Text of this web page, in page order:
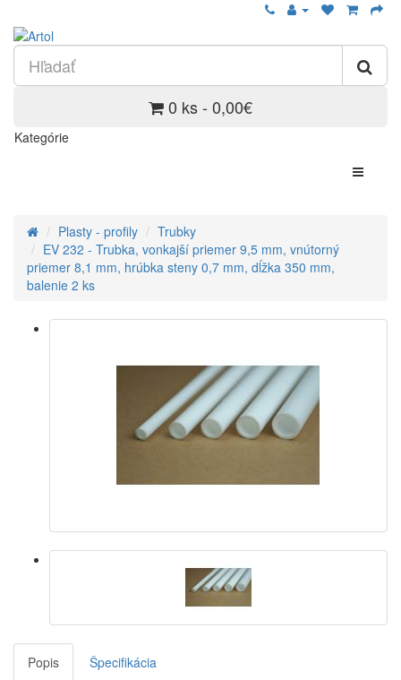
0 ks - 0,00€
Kategórie
Plasty - profily
Trubky
EV 232 - Trubka, vonkajší priemer 9,5 mm, vnútorný
priemer 8,1 mm, hrúbka steny 0,7 mm, dĺžka 350 mm,
balenie 2 ks
Popis
Špecifikácia